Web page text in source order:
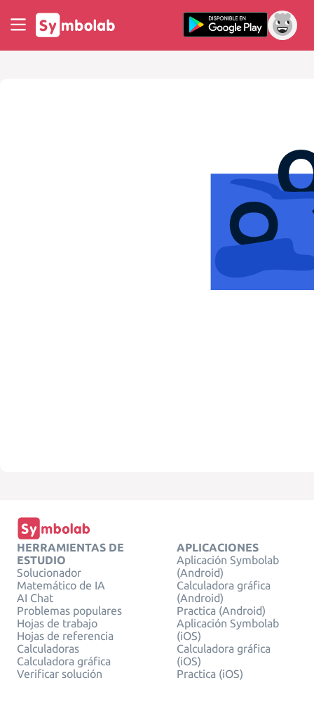
HERRAMIENTAS DE
ESTUDIO
Solucionador
Matemático de IA
AI Chat
Problemas populares
Hojas de trabajo
Hojas de referencia
Calculadoras
Calculadora gráfica
Verificar solución
APLICACIONES
Aplicación Symbolab
(Android)
Calculadora gráfica
(Android)
Practica (Android)
Aplicación Symbolab
(iOS)
Calculadora gráfica
(iOS)
Practica (iOS)